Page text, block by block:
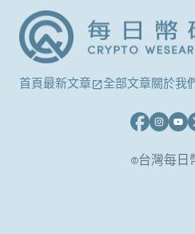
首頁最新文章 全部文章關於我
©台灣每日